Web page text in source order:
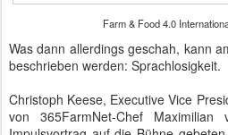
Farm & Food 4.0
Was dann allerdings geschah, kann
beschrieben werden: Sprachlosigkeit.
Christoph Keese, Executive Vice
von 365FarmNet-Chef